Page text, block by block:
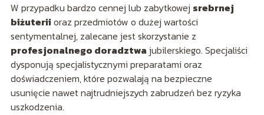
W przypadku bardzo cennej lub zabytkowej srebrnej
biżuterii oraz przedmiotów o dużej wartości
sentymentalnej, zalecane jest skorzystanie z
profesjonalnego doradztwa jubilerskiego. Specjaliści
dysponują specjalistycznymi preparatami oraz
doświadczeniem, które pozwalają na bezpieczne
usunięcie nawet najtrudniejszych zabrudzeń bez ryzyka
uszkodzenia.